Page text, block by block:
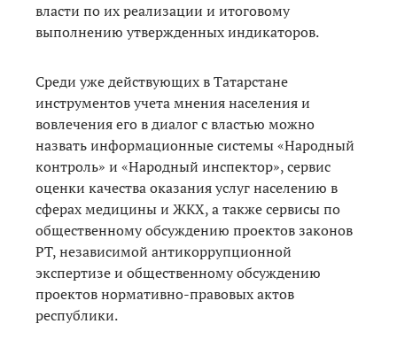
власти по их реализации и итоговому
выполнению утвержденных индикаторов.
Среди уже действующих в Татарстане
инструментов учета мнения населения и
вовлечения его в диалог с властью можно
назвать информационные системы «Народный
контроль» и «Народный инспектор», сервис
оценки качества оказания услуг населению в
сферах медицины и ЖКХ, а также сервисы по
общественному обсуждению проектов законов
РТ, независимой антикоррупционной
экспертизе и общественному обсуждению
проектов нормативно-правовых актов
республики.